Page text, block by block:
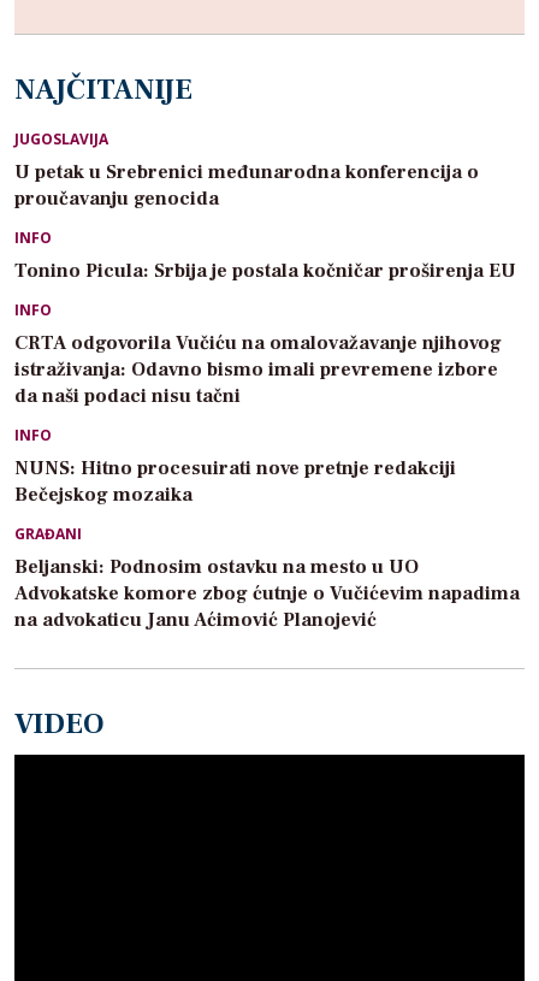
NAJČITANIJE
JUGOSLAVIJA
U petak u Srebrenici međunarodna konferencija o
proučavanju genocida
INFO
Tonino Picula: Srbija je postala kočničar proširenja EU
INFO
CRTA odgovorila Vučiću na omalovažavanje njihovog
istraživanja: Odavno bismo imali prevremene izbore
da naši podaci nisu tačni
INFO
NUNS: Hitno procesuirati nove pretnje redakciji
Bečejskog mozaika
GRAĐANI
Beljanski: Podnosim ostavku na mesto u UO
Advokatske komore zbog ćutnje o Vučićevim napadima
na advokaticu Janu Aćimović Planojević
VIDEO